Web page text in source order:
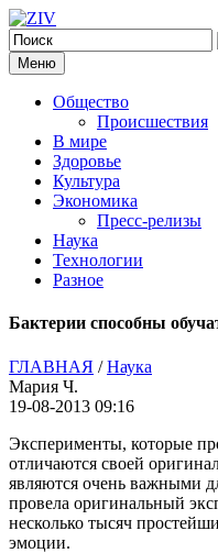
Меню
Общество
Происшествия
В мире
Здоровье
Культура
Экономика
Пресс-релизы
Наука
Технологии
Разное
Бактерии способны
ГЛАВНАЯ /Наука
Мария Ч.
19-08-2013 09:16
Эксперименты, которые
отличаются своей
являются очень важными
провела оригинальный
несколько тысяч
эмоции.